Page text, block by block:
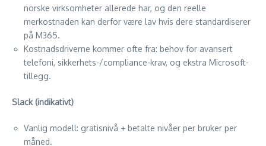
norske virksomheter allerede har, og den reelle
merkostnaden kan derfor være lav hvis dere standardiserer
på M365.
Kostnadsdriverne kommer ofte fra: behov for avansert
telefoni, sikkerhets-/compliance-krav, og ekstra Microsoft-
tillegg.
Slack (indikativt)
Vanlig modell: gratisnivå + betalte nivåer per bruker per
måned.